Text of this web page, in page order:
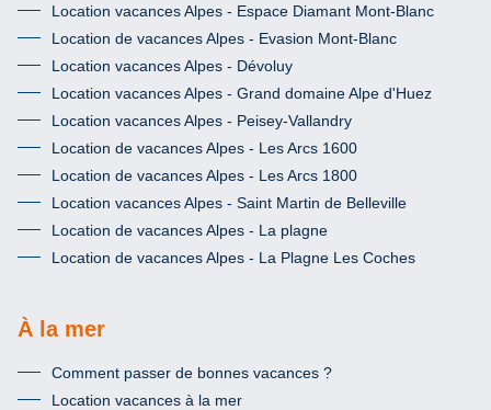
Location vacances Alpes - Espace Diamant Mont-Blanc
Location de vacances Alpes - Evasion Mont-Blanc
Location vacances Alpes - Dévoluy
Location vacances Alpes - Grand domaine Alpe d'Huez
Location vacances Alpes - Peisey-Vallandry
Location de vacances Alpes - Les Arcs 1600
Location de vacances Alpes - Les Arcs 1800
Location vacances Alpes - Saint Martin de Belleville
Location de vacances Alpes - La plagne
Location de vacances Alpes - La Plagne Les Coches
À la mer
Comment passer de bonnes vacances ?
Location vacances à la mer